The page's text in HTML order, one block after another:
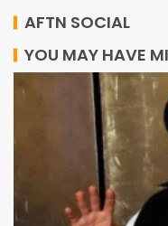
AFTN SOCIAL
YOU MAY HAVE